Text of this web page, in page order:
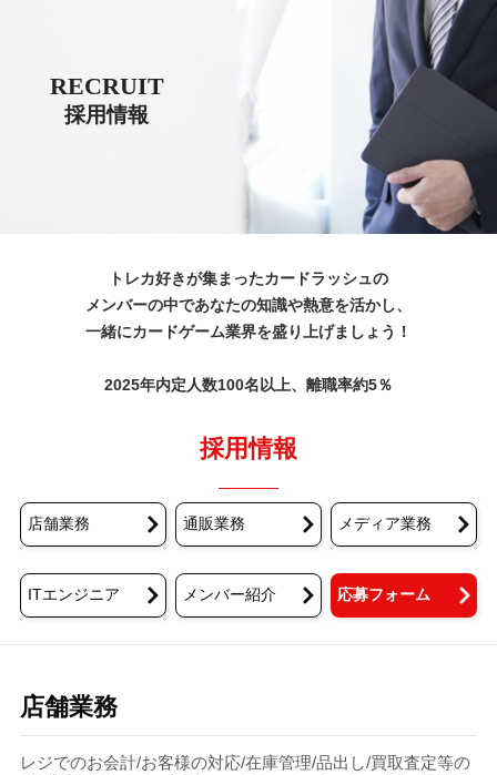
RECRUIT
採用情報
トレカ好きが集まったカードラッシュの
メンバーの中であなたの知識や熱意を活かし、
一緒にカードゲーム業界を盛り上げましょう！
2025年内定人数100名以上、離職率約5％
採用情報
店舗業務 通販業務 メディア業務
ITエンジニア メンバー紹介 応募フォーム
店舗業務
レジでのお会計/お客様の対応/在庫管理/品出し/買取査定等の